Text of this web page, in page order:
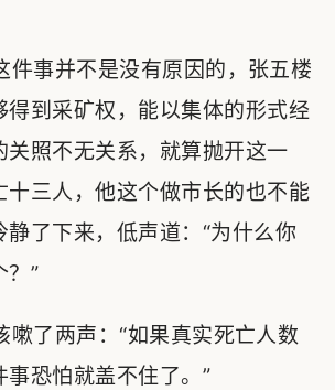
事并不是没有原因的，张五楼
得到采矿权，能以集体的形式经
关照不无关系，就算抛开这一
十三人，他这个做市长的也不能
静了下来，低声道：“为什么你
？”
了两声：“如果真实死亡人数
事恐怕就盖不住了。”